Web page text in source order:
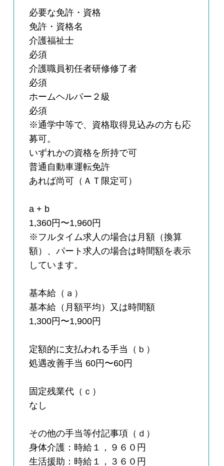
必要な免許・資格
免許・資格名
介護福祉士
必須
介護職員初任者研修修了者
必須
ホームヘルパー２級
必須
※通学中等で、資格取得見込みの方も応
募可。
いずれかの資格を所持で可
普通自動車運転免許
あれば尚可（ＡＴ限定可）
a + b
1,360円〜1,960円
※フルタイム求人の場合は月額（換算
額）、パート求人の場合は時間額を表示
しています。
基本給（ａ）
基本給（月額平均）又は時間額
1,300円〜1,900円
定額的に支払われる手当（ｂ）
処遇改善手当 60円〜60円
固定残業代（ｃ）
なし
その他の手当等付記事項（ｄ）
身体介護：時給１，９６０円
生活援助：時給１，３６０円